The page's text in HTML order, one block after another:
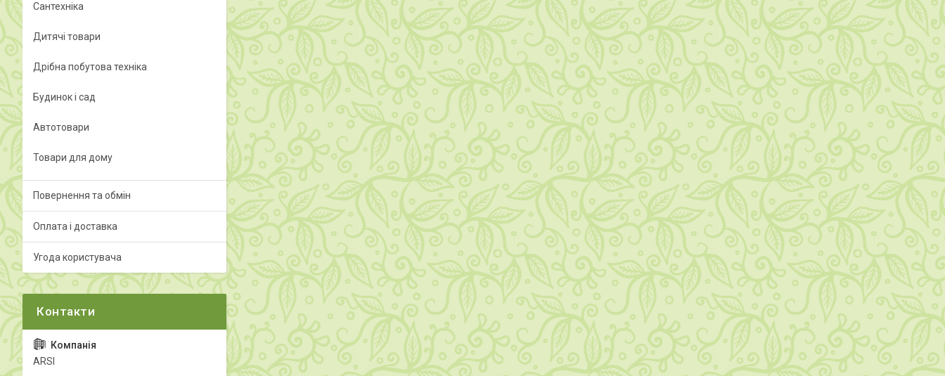
Сантехніка
Дитячі товари
Дрібна побутова техніка
Будинок і сад
Автотовари
Товари для дому
Повернення та обмін
Оплата і доставка
Угода користувача
ARSI